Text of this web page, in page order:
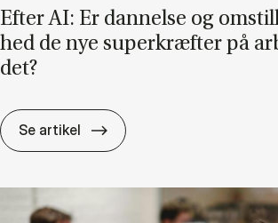
Ef­ter AI: Er dan­nel­se og
hed de nye su­per­kræf­ter på
det?
Se artikel Ef­ter AI: Er dan­nel­se og